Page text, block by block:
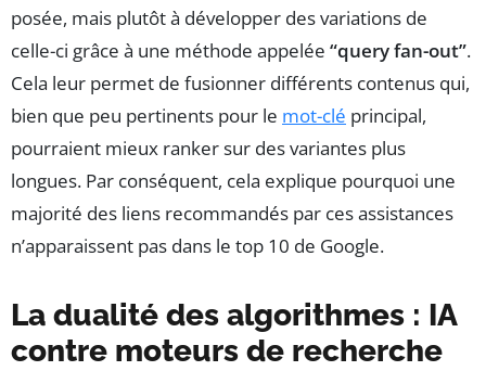
posée, mais plutôt à développer des variations de
celle-ci grâce à une méthode appelée “query fan-out”.
Cela leur permet de fusionner différents contenus qui,
bien que peu pertinents pour le mot-clé principal,
pourraient mieux ranker sur des variantes plus
longues. Par conséquent, cela explique pourquoi une
majorité des liens recommandés par ces assistances
n’apparaissent pas dans le top 10 de Google.
La dualité des algorithmes : IA
contre moteurs de recherche